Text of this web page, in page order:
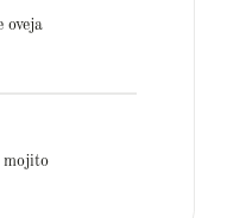
oveja
mojito